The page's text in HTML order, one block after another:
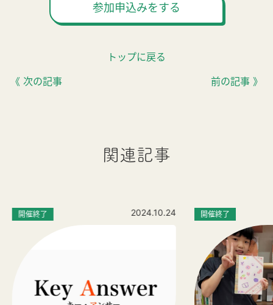
参加申込みをする
《 次の記事
トップに戻る
前の記事 》
関連記事
開催終了 2024.10.24 開催終了